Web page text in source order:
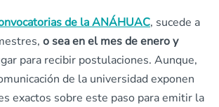
de la ANÁHUAC, sucede a
o sea en el mes de enero y
para recibir postulaciones. Aunque,
de la universidad exponen
exactos sobre este paso para emitir la